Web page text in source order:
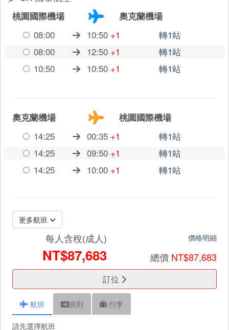
桃園國際機場
奧克蘭機場
08:00
10:50 +1
轉1站
08:00
12:50 +1
轉1站
10:50
10:50 +1 轉1站
奧克蘭機場
桃園國際機場
14:25
00:35 +1
轉1站
14:25
09:50 +1
轉1站
14:25
10:00 +1 轉1站
更多航班
每人含稅(成人)
NT$87,683
價格明細
總價 NT$87,683
訂位
航班 規則 行李
請先選擇航班